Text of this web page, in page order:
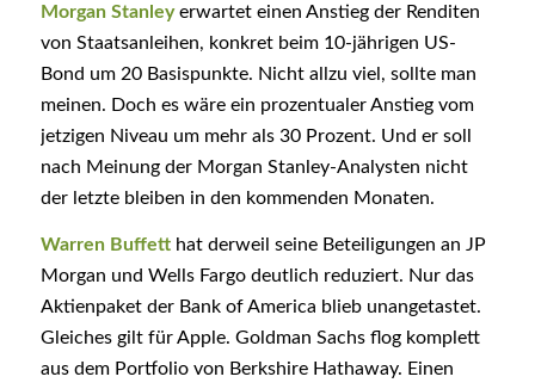
Morgan Stanleyerwartet einen Anstieg der Renditen
von Staatsanleihen, konkret beim 10-jährigen US-
Bond um 20 Basispunkte. Nicht allzu viel, sollte man
meinen. Doch es wäre ein prozentualer Anstieg vom
jetzigen Niveau um mehr als 30 Prozent. Und er soll
nach Meinung der Morgan Stanley-Analysten nicht
der letzte bleiben in den kommenden Monaten.
Warren Buffetthat derweil seine Beteiligungen an JP
Morgan und Wells Fargo deutlich reduziert. Nur das
Aktienpaket der Bank of America blieb unangetastet.
Gleiches gilt für Apple. Goldman Sachs flog komplett
aus dem Portfolio von Berkshire Hathaway. Einen